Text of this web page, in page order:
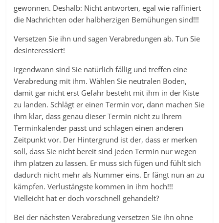
gewonnen. Deshalb: Nicht antworten, egal wie raffiniert
die Nachrichten oder halbherzigen Bemühungen sind!!!
Versetzen Sie ihn und sagen Verabredungen ab. Tun Sie
desinteressiert!
Irgendwann sind Sie natürlich fällig und treffen eine
Verabredung mit ihm. Wählen Sie neutralen Boden,
damit gar nicht erst Gefahr besteht mit ihm in der Kiste
zu landen. Schlägt er einen Termin vor, dann machen Sie
ihm klar, dass genau dieser Termin nicht zu Ihrem
Terminkalender passt und schlagen einen anderen
Zeitpunkt vor. Der Hintergrund ist der, dass er merken
soll, dass Sie nicht bereit sind jeden Termin nur wegen
ihm platzen zu lassen. Er muss sich fügen und fühlt sich
dadurch nicht mehr als Nummer eins. Er fängt nun an zu
kämpfen. Verlustängste kommen in ihm hoch!!!
Vielleicht hat er doch vorschnell gehandelt?
Bei der nächsten Verabredung versetzen Sie ihn ohne